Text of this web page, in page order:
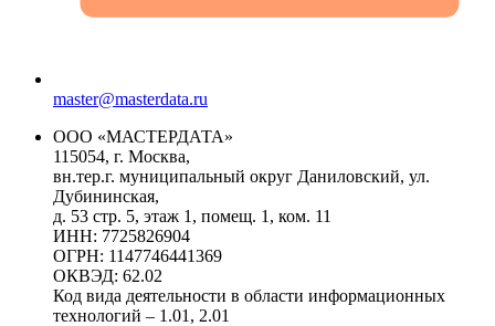
master@masterdata.ru
ООО «МАСТЕРДАТА»
115054, г. Москва,
вн.тер.г. муниципальный округ Даниловский, ул.
Дубининская,
д. 53 стр. 5, этаж 1, помещ. 1, ком. 11
ИНН: 7725826904
ОГРН: 1147746441369
ОКВЭД: 62.02
Код вида деятельности в области информационных
технологий – 1.01, 2.01